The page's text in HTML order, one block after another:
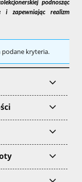
podnosząc
i zapewniając realizm
podane kryteria.